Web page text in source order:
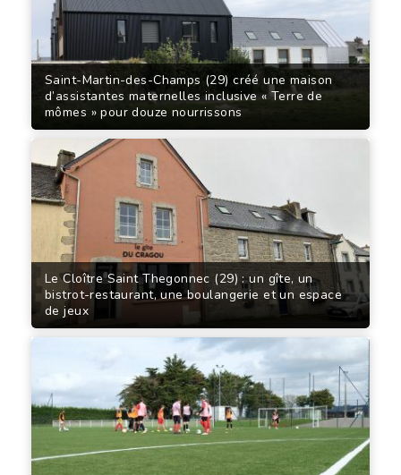
Saint-Martin-des-Champs (29) créé une maison
d’assistantes maternelles inclusive « Terre de
mômes » pour douze nourrissons
Le Cloître Saint Thegonnec (29) : un gîte, un
bistrot-restaurant, une boulangerie et un espace
de jeux